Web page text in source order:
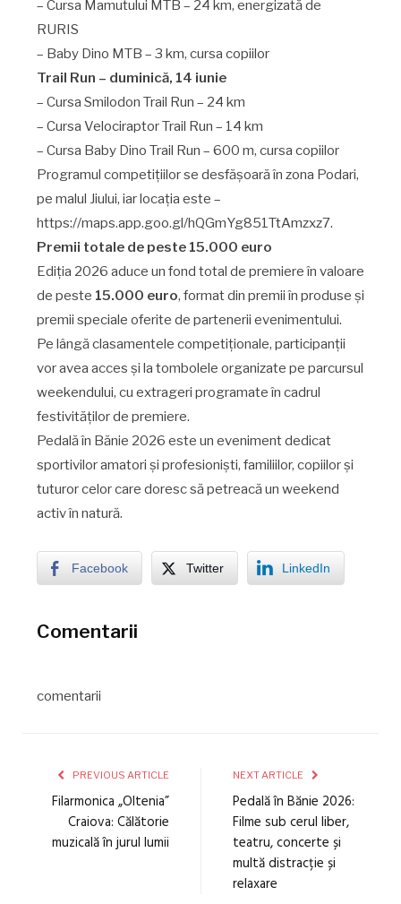
– Cursa Mamutului MTB – 24 km, energizată de
RURIS
– Baby Dino MTB – 3 km, cursa copiilor
Trail Run – duminică, 14 iunie
– Cursa Smilodon Trail Run – 24 km
– Cursa Velociraptor Trail Run – 14 km
– Cursa Baby Dino Trail Run – 600 m, cursa copiilor
Programul competițiilor se desfășoară în zona Podari,
pe malul Jiului, iar locația este –
https://maps.app.goo.gl/hQGmYg851TtAmzxz7.
Premii totale de peste 15.000 euro
Ediția 2026 aduce un fond total de premiere în valoare
de peste 15.000 euro, format din premii în produse și
premii speciale oferite de partenerii evenimentului.
Pe lângă clasamentele competiționale, participanții
vor avea acces și la tombolele organizate pe parcursul
weekendului, cu extrageri programate în cadrul
festivităților de premiere.
Pedală în Bănie 2026 este un eveniment dedicat
sportivilor amatori și profesioniști, familiilor, copiilor și
tuturor celor care doresc să petreacă un weekend
activ în natură.
Facebook Twitter LinkedIn
Comentarii
comentarii
PREVIOUS ARTICLE
Filarmonica „Oltenia”
Craiova: Călătorie
muzicală în jurul lumii
NEXT ARTICLE
Pedală în Bănie 2026:
Filme sub cerul liber,
teatru, concerte și
multă distracție și
relaxare